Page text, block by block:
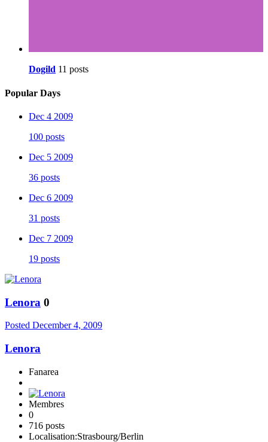
Dogild 11 posts
Popular Days
Dec 4 2009
100 posts
Dec 5 2009
36 posts
Dec 6 2009
31 posts
Dec 7 2009
19 posts
Lenora 0
Posted December 4, 2009
Lenora
Fanarea
Membres
0
716 posts
Localisation:Strasbourg/Berlin